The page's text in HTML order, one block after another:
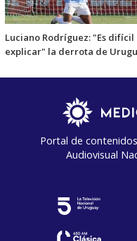
Luciano Rodríguez: "Es difícil
explicar" la derrota de
Portal de
Audiovisual